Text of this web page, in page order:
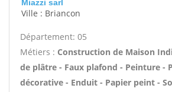
Miazzi sarl
Ville : Briancon
Département: 05
Métiers : Construction de Maison
de plâtre - Faux plafond - Peinture -
décorative - Enduit - Papier peint -